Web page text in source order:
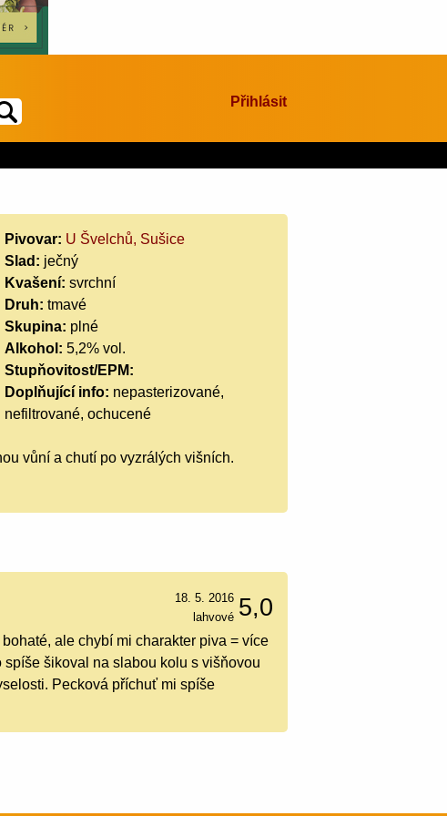
Přihlásit
Pivovar: U Švelchů, Sušice
Slad: ječný
Kvašení: svrchní
Druh: tmavé
Skupina: plné
Alkohol: 5,2% vol.
Stupňovitost/EPM:
Doplňující info: nepasterizované,
nefiltrované, ochucené
vůní a chutí po vyzrálých višních.
5,0
18. 5. 2016
lahvové
ale chybí mi charakter piva = více
šikoval na slabou kolu s višňovou
Pecková příchuť mi spíše